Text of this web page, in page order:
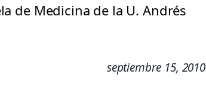
de Medicina de la U. Andrés
septiembre 15, 2010